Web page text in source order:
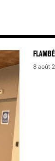
8 août